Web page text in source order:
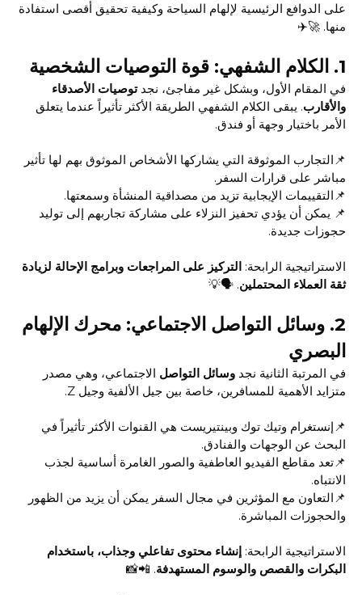
على الدوافع الرئيسية لإلهام السياحة وكيفية تحقيق أقصى استفادة
منها. 🚀✈️
1. الكلام الشفهي: قوة التوصيات الشخصية
في المقام الأول، وبشكل غير مفاجئ، نجد توصيات الأصدقاء
والأقارب. يبقى الكلام الشفهي الطريقة الأكثر تأثيراً عندما يتعلق
الأمر باختيار وجهة أو فندق.
📌التجارب الموثوقة التي يشاركها الأشخاص الموثوق بهم لها تأثير
مباشر على قرارات السفر.
📌التقييمات الإيجابية تزيد من مصداقية المنشأة وسمعتها.
📌 يمكن أن يؤدي تحفيز النزلاء على مشاركة تجاربهم إلى توليد
حجوزات جديدة.
الاستراتيجية الرابحة: التركيز على المراجعات وبرامج الإحالة لزيادة
ثقة العملاء المحتملين. 🗣️💡
2. وسائل التواصل الاجتماعي: محرك الإلهام
البصري
في المرتبة الثانية نجد وسائل التواصل الاجتماعي، وهي مصدر
متزايد الأهمية للمسافرين، خاصة بين جيل الألفية وجيل Z.
📌إنستغرام وتيك توك وبينتيريست هي القنوات الأكثر تأثيراً في
البحث عن الوجهات والفنادق.
📌تعد مقاطع الفيديو العاطفية والصور الغامرة أساسية لجذب
الانتباه.
📌التعاون مع المؤثرين في مجال السفر يمكن أن يزيد من الظهور
والحجوزات المباشرة.
الاستراتيجية الرابحة: إنشاء محتوى تفاعلي وجذاب، باستخدام
البكرات والقصص والوسوم المستهدفة. 📲📸